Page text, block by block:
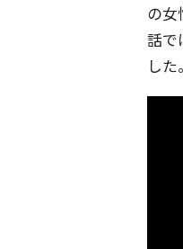
の女
話で
した。